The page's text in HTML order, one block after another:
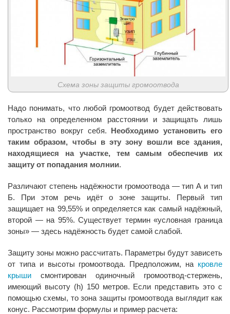
Схема зоны защиты громоотвода
Надо понимать, что любой громоотвод будет действовать
только на определенном расстоянии и защищать лишь
пространство вокруг себя. Необходимо установить его
таким образом, чтобы в эту зону вошли все здания,
находящиеся на участке, тем самым обеспечив их
защиту от попадания молнии.
Различают степень надёжности громоотвода — тип А и тип
Б. При этом речь идёт о зоне защиты. Первый тип
защищает на 99,55% и определяется как самый надёжный,
второй — на 95%. Существует термин «условная граница
зоны» — здесь надёжность будет самой слабой.
Защиту зоны можно рассчитать. Параметры будут зависеть
от типа и высоты громоотвода. Предположим, на кровле
крыши смонтирован одиночный громоотвод-стержень,
имеющий высоту (h) 150 метров. Если представить это с
помощью схемы, то зона защиты громоотвода выглядит как
конус. Рассмотрим формулы и пример расчета: